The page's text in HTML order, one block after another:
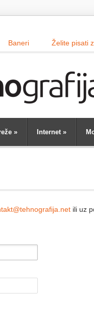
Baneri Želite pisati
» Internet»
ili uz